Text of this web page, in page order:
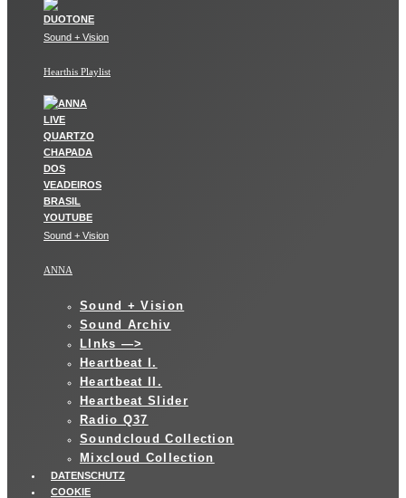
Sound + Vision
Hearthis Playlist
Sound + Vision
ANNA
Sound + Vision
Sound Archiv
LInks —>
Heartbeat I.
Heartbeat II.
Heartbeat Slider
Radio Q37
Soundcloud Collection
Mixcloud Collection
DATENSCHUTZ
COOKIE